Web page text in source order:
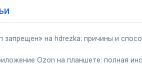
на hdrezka: причины и
Ozon на планшете: полная